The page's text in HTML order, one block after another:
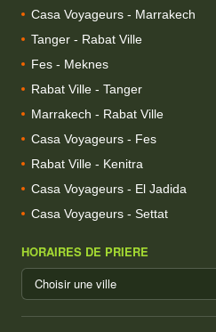
Casa Voyageurs - Marrakech
Tanger - Rabat Ville
Fes - Meknes
Rabat Ville - Tanger
Marrakech - Rabat Ville
Casa Voyageurs - Fes
Rabat Ville - Kenitra
Casa Voyageurs - El Jadida
Casa Voyageurs - Settat
HORAIRES DE PRIERE